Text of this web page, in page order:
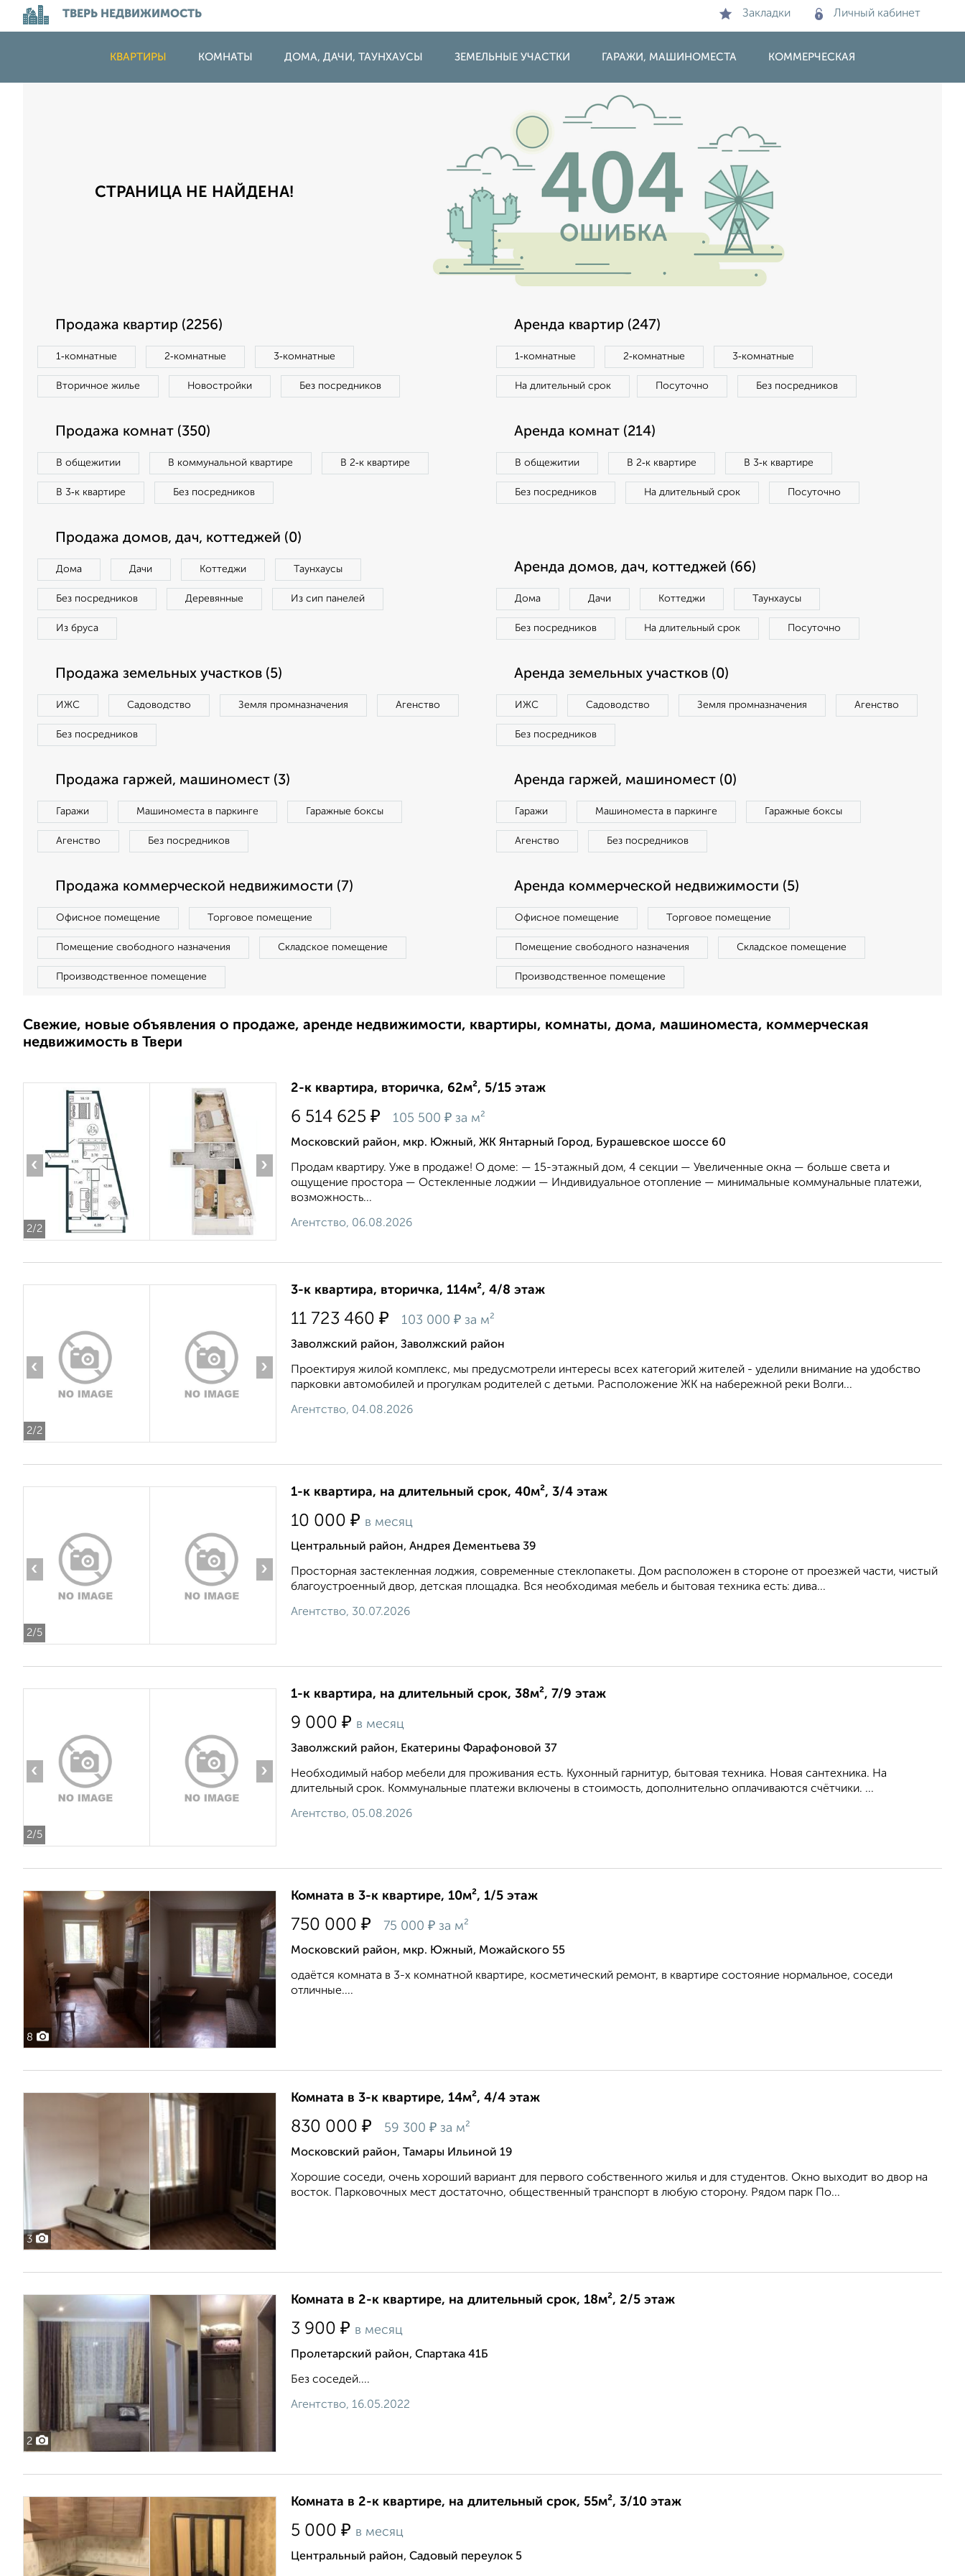
ТВЕРЬ НЕДВИЖИМОСТЬ Закладки Личный кабинет
КВАРТИРЫ КОМНАТЫ ДОМА, ДАЧИ, ТАУНХАУСЫ ЗЕМЕЛЬНЫЕ УЧАСТКИ ГАРАЖИ, МАШИНОМЕСТА КОММЕРЧЕСКАЯ
СТРАНИЦА НЕ НАЙДЕНА!
Продажа квартир (2256)
1‑комнатные 2‑комнатные 3‑комнатные
Вторичное жилье Новостройки Без посредников
Аренда квартир (247)
1‑комнатные 2‑комнатные 3‑комнатные
На длительный срок Посуточно Без посредников
Продажа комнат (350)
В общежитии В коммунальной квартире В 2‑к квартире
В 3‑к квартире Без посредников
Аренда комнат (214)
В общежитии В 2‑к квартире В 3‑к квартире
Без посредников На длительный срок Посуточно
Продажа домов, дач, коттеджей (0)
Дома Дачи Коттеджи Таунхаусы
Без посредников Деревянные Из сип панелей
Из бруса
Аренда домов, дач, коттеджей (66)
Дома Дачи Коттеджи Таунхаусы
Без посредников На длительный срок Посуточно
Продажа земельных участков (5)
ИЖС Садоводство Земля промназначения Агенство
Без посредников
Аренда земельных участков (0)
ИЖС Садоводство Земля промназначения Агенство
Без посредников
Продажа гаржей, машиномест (3)
Гаражи Машиноместа в паркинге Гаражные боксы
Агенство Без посредников
Аренда гаржей, машиномест (0)
Гаражи Машиноместа в паркинге Гаражные боксы
Агенство Без посредников
Продажа коммерческой недвижимости (7)
Офисное помещение Торговое помещение
Помещение свободного назначения Складское помещение
Производственное помещение
Аренда коммерческой недвижимости (5)
Офисное помещение Торговое помещение
Помещение свободного назначения Складское помещение
Производственное помещение
Свежие, новые объявления о продаже, аренде недвижимости, квартиры, комнаты, дома, машиноместа, коммерческая
недвижимость в Твери
2/2
‹ ›
2-к квартира, вторичка, 62м², 5/15 этаж
6 514 625 ₽ 105 500 ₽ за м²
Московский район, мкр. Южный, ЖК Янтарный Город, Бурашевское шоссе 60
Продам квартиру. Уже в продаже! О доме: — 15-этажный дом, 4 секции — Увеличенные окна — больше света и
ощущение простора — Остекленные лоджии — Индивидуальное отопление — минимальные коммунальные платежи,
возможность...
Агентство, 06.08.2026
2/2
‹ ›
3-к квартира, вторичка, 114м², 4/8 этаж
11 723 460 ₽ 103 000 ₽ за м²
Заволжский район, Заволжский район
Проектируя жилой комплекс, мы предусмотрели интересы всех категорий жителей - уделили внимание на удобство
парковки автомобилей и прогулкам родителей с детьми. Расположение ЖК на набережной реки Волги...
Агентство, 04.08.2026
2/5
‹ ›
1-к квартира, на длительный срок, 40м², 3/4 этаж
10 000 ₽ в месяц
Центральный район, Андрея Дементьева 39
Просторная застекленная лоджия, современные стеклопакеты. Дом расположен в стороне от проезжей части, чистый
благоустроенный двор, детская площадка. Вся необходимая мебель и бытовая техника есть: дива...
Агентство, 30.07.2026
2/5
‹ ›
1-к квартира, на длительный срок, 38м², 7/9 этаж
9 000 ₽ в месяц
Заволжский район, Екатерины Фарафоновой 37
Необходимый набор мебели для проживания есть. Кухонный гарнитур, бытовая техника. Новая сантехника. На
длительный срок. Коммунальные платежи включены в стоимость, дополнительно оплачиваются счётчики. ...
Агентство, 05.08.2026
8
Комната в 3-к квартире, 10м², 1/5 этаж
750 000 ₽ 75 000 ₽ за м²
Московский район, мкр. Южный, Можайского 55
одаётся комната в 3-х комнатной квартире, косметический ремонт, в квартире состояние нормальное, соседи
отличные....
3
Комната в 3-к квартире, 14м², 4/4 этаж
830 000 ₽ 59 300 ₽ за м²
Московский район, Тамары Ильиной 19
Хорошие соседи, очень хороший вариант для первого собственного жилья и для студентов. Окно выходит во двор на
восток. Парковочных мест достаточно, общественный транспорт в любую сторону. Рядом парк По...
2
Комната в 2-к квартире, на длительный срок, 18м², 2/5 этаж
3 900 ₽ в месяц
Пролетарский район, Спартака 41Б
Без соседей....
Агентство, 16.05.2022
Комната в 2-к квартире, на длительный срок, 55м², 3/10 этаж
5 000 ₽ в месяц
Центральный район, Садовый переулок 5